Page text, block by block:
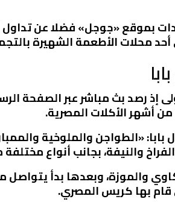
بموقع «جوجل» فضلا عن
أحد محلات الأطعمة الشهيرة
إذ رصد بث مباشر عبر الصفحة
أشهر الأكلات المصرية.
بابا: «الطواجن والملوخية
والنيفة، بجانب أنواع
والموزة، وبعدها بدأ
قام بها كريس المصري.